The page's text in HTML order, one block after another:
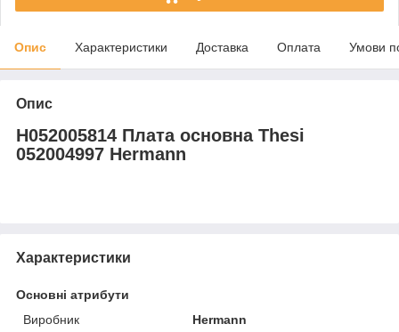
Опис Характеристики Доставка Оплата Умови
Опис
H052005814 Плата основна Thesi
052004997 Hermann
Характеристики
Основні атрибути
Виробник
Hermann